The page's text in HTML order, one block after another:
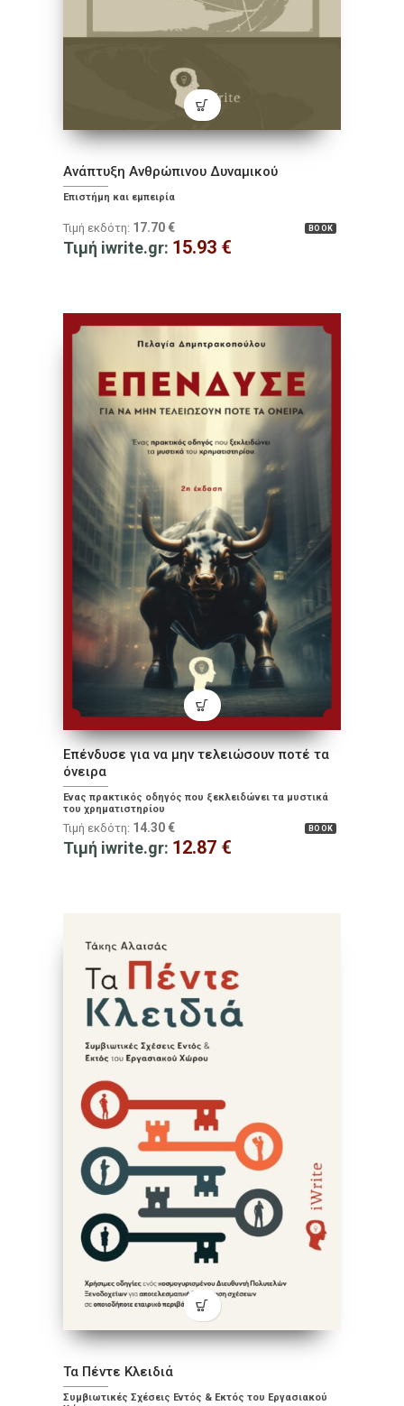
Ανάπτυξη Ανθρώπινου Δυναμικού
Επιστήμη και εμπειρία
BOOK
Τιμή εκδότη: 17.70 €
Τιμή iwrite.gr: 15.93 €
Επένδυσε για να μην τελειώσουν ποτέ τα
όνειρα
Ένας πρακτικός οδηγός που ξεκλειδώνει τα μυστικά
του χρηματιστηρίου
BOOK
Τιμή εκδότη: 14.30 €
Τιμή iwrite.gr: 12.87 €
Τα Πέντε Κλειδιά
Συμβιωτικές Σχέσεις Εντός & Εκτός του Εργασιακού